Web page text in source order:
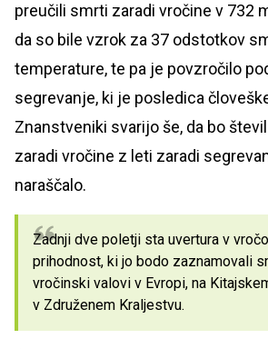
preučili smrti zaradi vročine v 732
da so bile vzrok za 37 odstotkov
temperature, te pa je povzročilo
segrevanje, ki je posledica
Znanstveniki svarijo še, da bo
zaradi vročine z leti zaradi
naraščalo.
Zadnji dve poletji sta uvertura v
prihodnost, ki jo bodo zaznamovali
vročinski valovi v Evropi, na
v Združenem Kraljestvu.